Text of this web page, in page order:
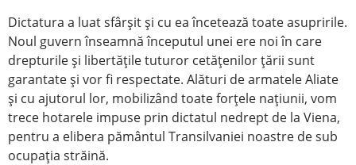
Dictatura a luat sfârşit şi cu ea încetează toate asupririle.
Noul guvern înseamnă începutul unei ere noi în care
drepturile şi libertăţile tuturor cetăţenilor ţării sunt
garantate şi vor fi respectate. Alături de armatele Aliate
şi cu ajutorul lor, mobilizând toate forţele naţiunii, vom
trece hotarele impuse prin dictatul nedrept de la Viena,
pentru a elibera pământul Transilvaniei noastre de sub
ocupaţia străină.